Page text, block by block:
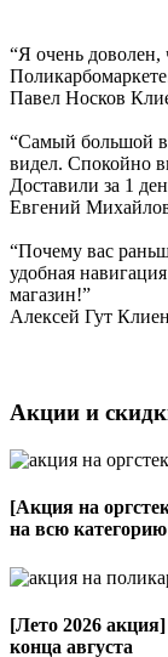
“Я очень доволен,
Павел Носков
“Самый большой
видел. Спокойно
Доставили за 1
Евгений
“Почему вас
удобная
магазин!”
Алексей Гут
Акции и
[Акция на
на всю
[Лето 2026 акция]
конца августа